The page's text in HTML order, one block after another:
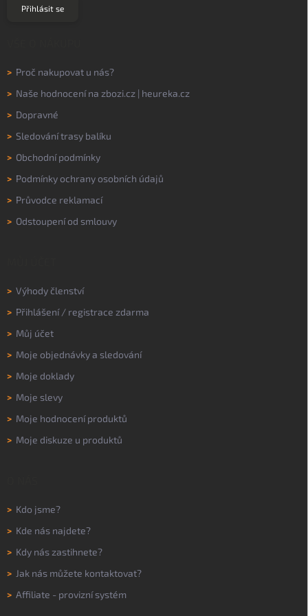
Přihlásit se
> Proč nakupovat u nás?
> Naše hodnocení na zbozi.cz | heureka.cz
> Dopravné
> Sledování trasy balíku
> Obchodní podmínky
> Podmínky ochrany osobních údajů
> Průvodce reklamací
> Odstoupení od smlouvy
> Výhody členství
> Přihlášení/ registrace zdarma
> Můj účet
> Moje objednávky a sledování
> Moje doklady
> Moje slevy
> Moje hodnocení produktů
> Moje diskuze u produktů
> Kdo jsme?
> Kde nás najdete?
> Kdy nás zastihnete?
> Jak nás můžete kontaktovat?
> Affiliate - provizní systém